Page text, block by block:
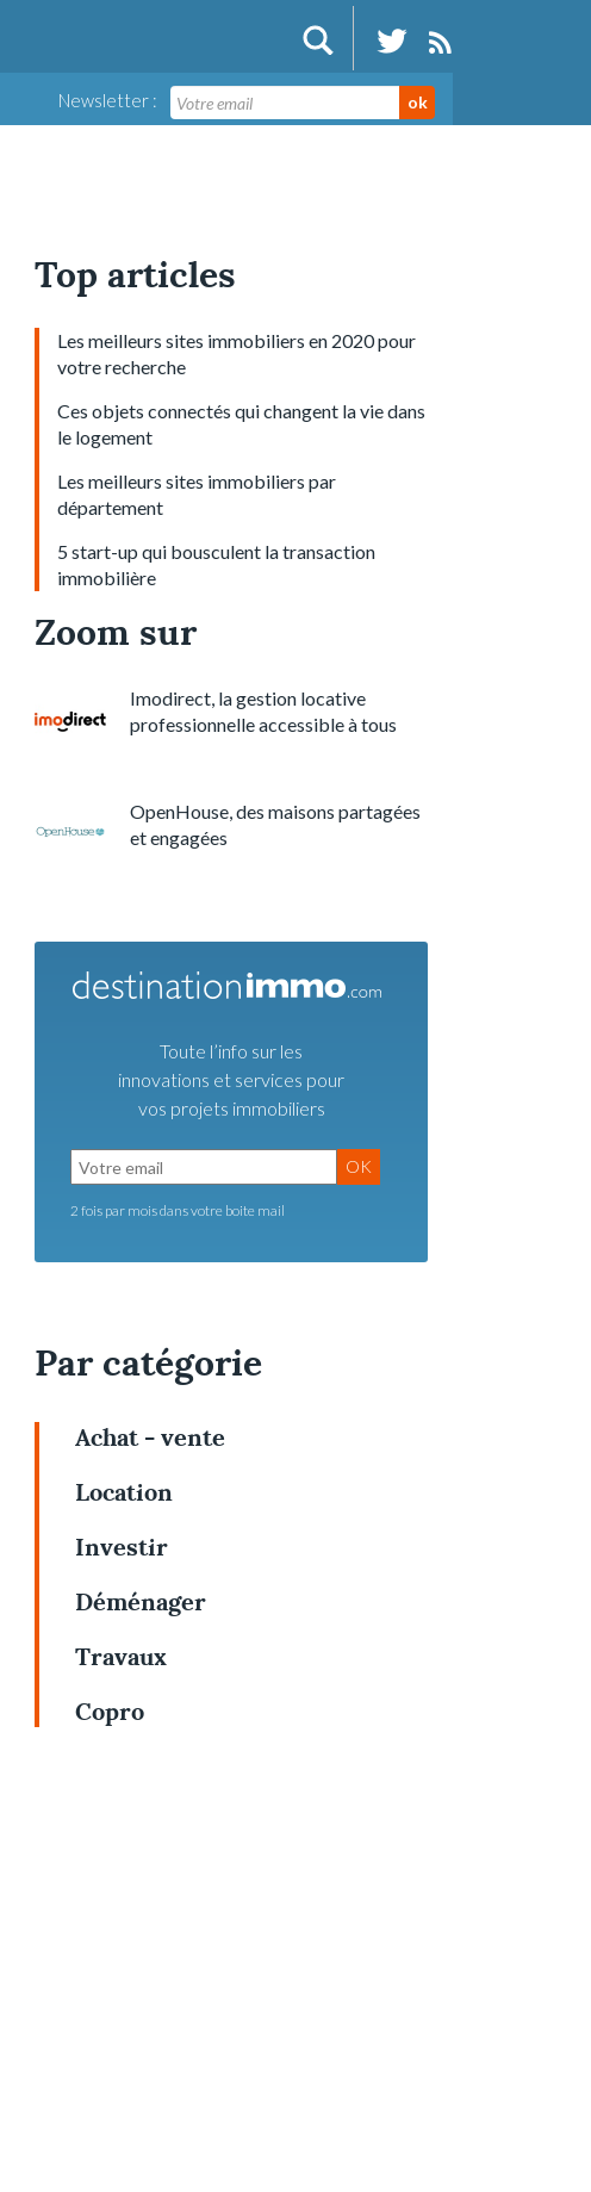
Newsletter : ok
Top articles
Les meilleurs sites immobiliers en 2020 pour
votre recherche
Ces objets connectés qui changent la vie dans
le logement
Les meilleurs sites immobiliers par
département
5 start-up qui bousculent la transaction
immobilière
Zoom sur
Imodirect, la gestion locative
professionnelle accessible à tous
OpenHouse, des maisons partagées
et engagées
Toute l’info sur les
innovations et services pour
vos projets immobiliers
OK
2 fois par mois dans votre boite mail
Par catégorie
Achat - vente
Location
Investir
Déménager
Travaux
Copro